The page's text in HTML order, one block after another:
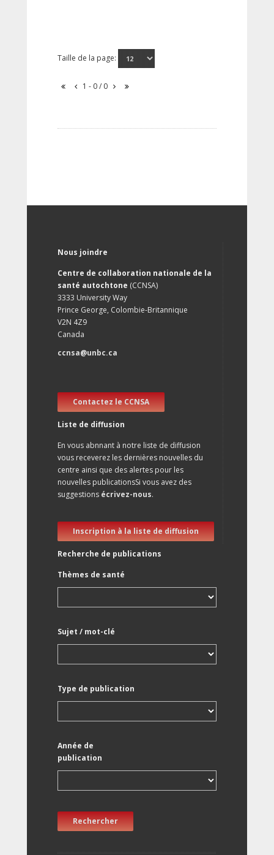
Taille de la page:
1 - 0 / 0
Nous joindre
Centre de collaboration nationale de la
santé autochtone (CCNSA)
3333 University Way
Prince George, Colombie-Britannique
V2N 4Z9
Canada
ccnsa@unbc.ca
Contactez le CCNSA
Liste de diffusion
En vous abnnant à notre liste de diffusion
vous receverez les dernières nouvelles du
centre ainsi que des alertes pour les
nouvelles publicationsSi vous avez des
suggestions écrivez-nous.
Inscription à la liste de diffusion
Recherche de publications
Thèmes de santé
Sujet / mot-clé
Type de publication
Année de
publication
Rechercher